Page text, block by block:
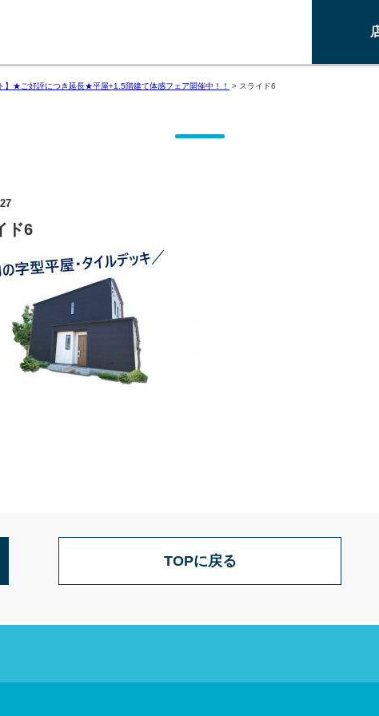
】★ご好評につき延長★平屋+1.5階建て体感フェア開催中！！ > スライド6
ド6
TOPに戻る